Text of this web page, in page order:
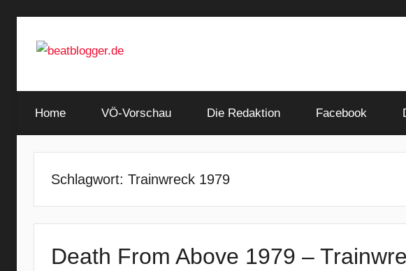
Inhalt
beatblogger.de
and
the
Home VÖ-Vorschau Die Redaktion Facebook
Schlagwort: Trainwreck 1979
Death From Above 1979 –